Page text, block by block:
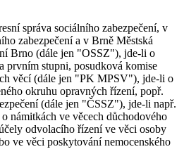
správa sociálního zabezpečení, v
zabezpečení a v Brně Městská
Brno (dále jen "OSSZ"), jde-li o
prvním stupni, posudková komise
věcí (dále jen "PK MPSV"), jde-li o
okruhu opravných řízení, popř.
(dále jen "ČSSZ"), jde-li např.
námitkách ve věcech důchodového
odvolacího řízení ve věci osoby
ve věci poskytování nemocenského